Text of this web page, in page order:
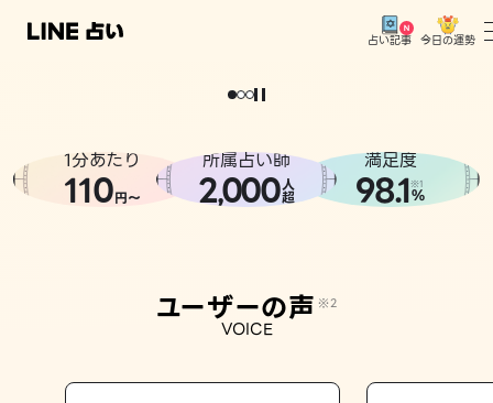
占い記事 今日の運勢
相談事例
どうせなら
。
1分あたり
110円〜
所属占い師
2,000人
超
満足度
98.1※1
%
ユーザーの声 ※2
VOICE